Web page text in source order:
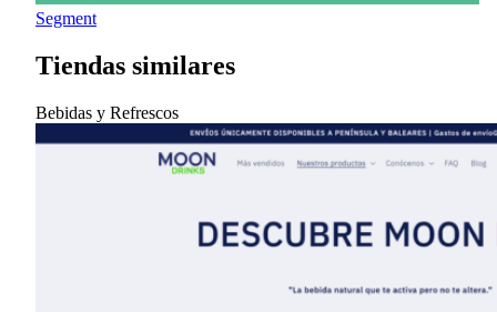
Segment
Tiendas similares
Bebidas y Refrescos